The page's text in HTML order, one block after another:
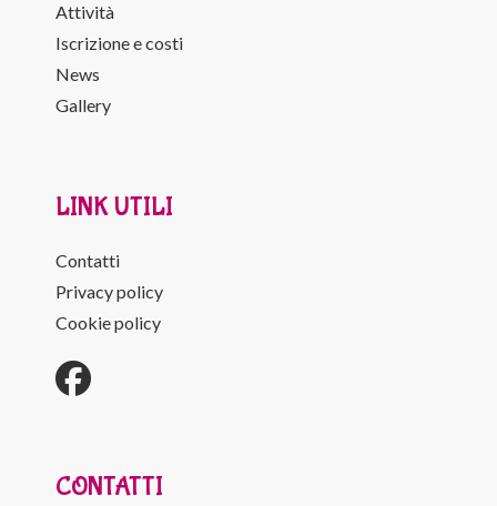
Attività
Iscrizione e costi
News
Gallery
LINK UTILI
Contatti
Privacy policy
Cookie policy
CONTATTI